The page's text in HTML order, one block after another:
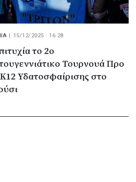
| 15/12/2025 · 16:28
το 2ο
Τουρνουά Προ
Υδατοσφαίρισης στο